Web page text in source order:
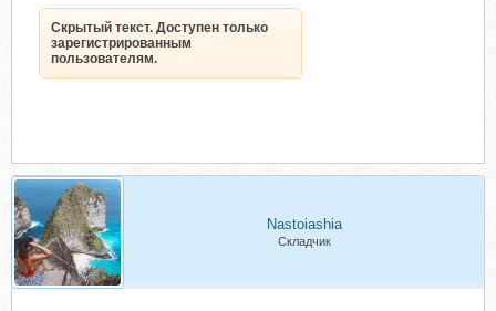
Скрытый текст. Доступен только
зарегистрированным
пользователям.
Nastoiashia
Складчик